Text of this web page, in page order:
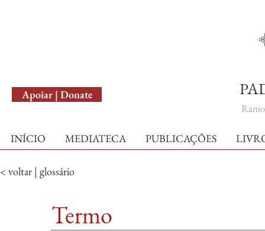
Apoiar | Donate
INÍCIO MEDIATECA PUBLICAÇÕES
< voltar | glossário
Termo